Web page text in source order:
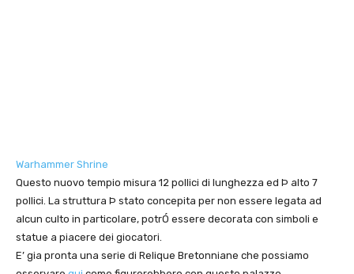
Warhammer Shrine
Questo nuovo tempio misura 12 pollici di lunghezza ed Þ alto 7
pollici. La struttura Þ stato concepita per non essere legata ad
alcun culto in particolare, potrÓ essere decorata con simboli e
statue a piacere dei giocatori.
E’ gia pronta una serie di Relique Bretonniane che possiamo